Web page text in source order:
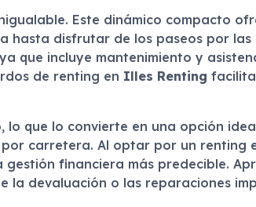
Este dinámico compacto
disfrutar de los paseos por las
que incluye mantenimiento y
de renting en Illes Renting
que lo convierte en una opción
carretera. Al optar por un renting
financiera más predecible.
devaluación o las reparaciones